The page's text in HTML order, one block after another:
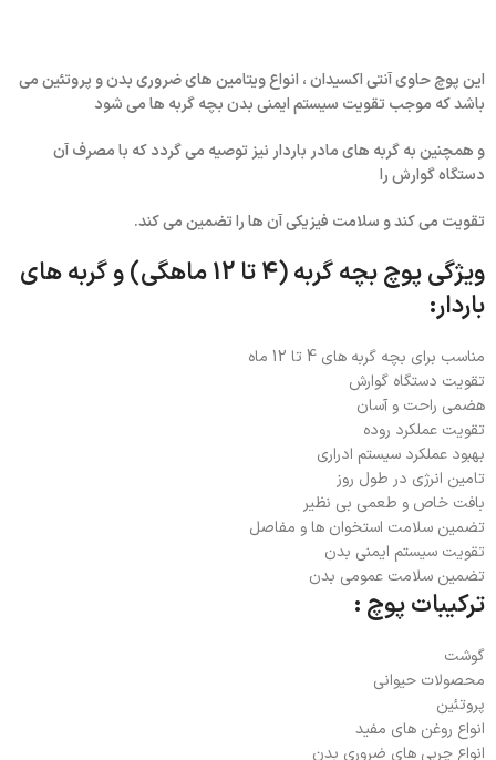
این پوچ حاوی آنتی اکسیدان ، انواع ویتامین های ضروری بدن و پروتئین می
باشد که موجب تقویت سیستم ایمنی بدن بچه گربه ها می شود
و همچنین به گربه های مادر باردار نیز توصیه می گردد که با مصرف آن
دستگاه گوارش را
تقویت می کند و سلامت فیزیکی آن ها را تضمین می کند.
ویژگی پوچ بچه گربه (4 تا 12 ماهگی) و گربه های
باردار:
مناسب برای بچه گربه های 4 تا 12 ماه
تقویت دستگاه گوارش
هضمی راحت و آسان
تقویت عملکرد روده
بهبود عملکرد سیستم ادراری
تامین انرژی در طول روز
بافت خاص و طعمی بی نظیر
تضمین سلامت استخوان ها و مفاصل
تقویت سیستم ایمنی بدن
تضمین سلامت عمومی بدن
ترکیبات پوچ :
گوشت
محصولات حیوانی
پروتئین
انواع روغن های مفید
انواع چربی های ضروری بدن